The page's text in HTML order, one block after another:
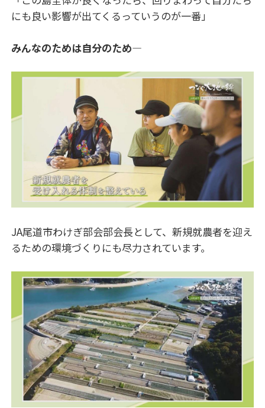
にも良い影響が出てくるっていうのが一番」
みんなのためは自分のため―
JA尾道市わけぎ部会部会長として、新規就農者を迎え
るための環境づくりにも尽力されています。